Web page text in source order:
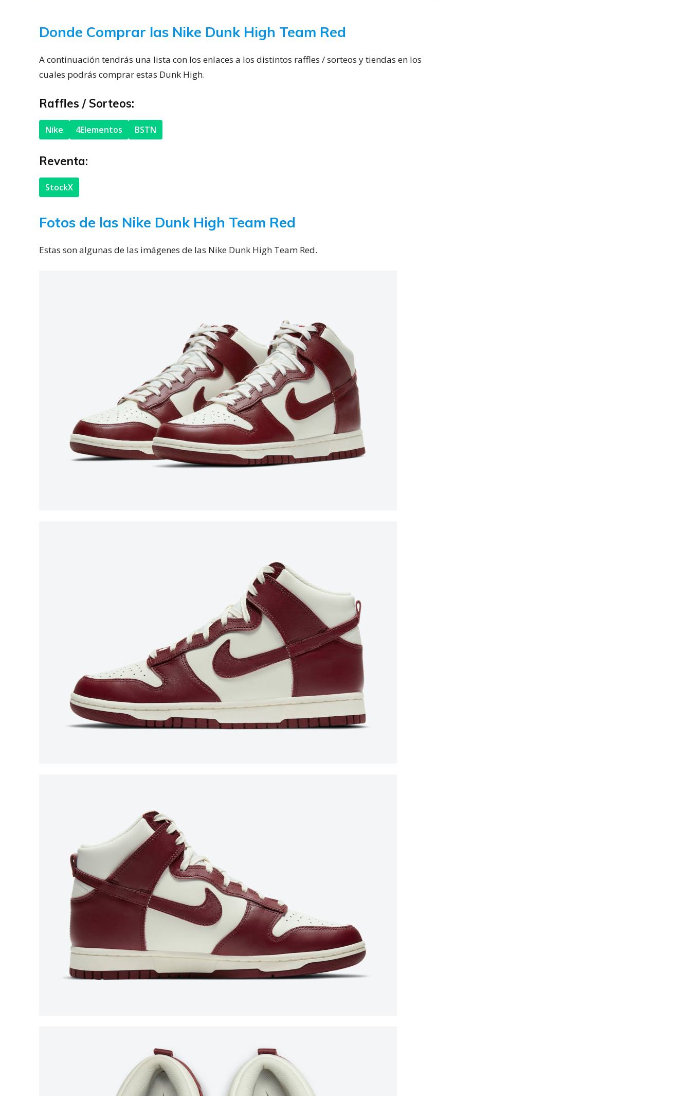
Donde Comprar las Nike Dunk High Team Red
A continuación tendrás una lista con los enlaces a los distintos raffles / sorteos y tiendas en los
cuales podrás comprar estas Dunk High.
Raffles / Sorteos:
Nike 4Elementos BSTN
Reventa:
StockX
Fotos de las Nike Dunk High Team Red
Estas son algunas de las imágenes de las Nike Dunk High Team Red.